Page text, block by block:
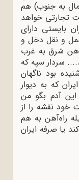
به جنوب) هم
تجارتی خواهد
بایستی دارای
و نقل دخل و
شرق به غرب
سردار سپه که
بود ناگهان
که به دیوار
آدم بگو من
خود نقشه را از
راه‌آهن به هم
یا صرفه ایران